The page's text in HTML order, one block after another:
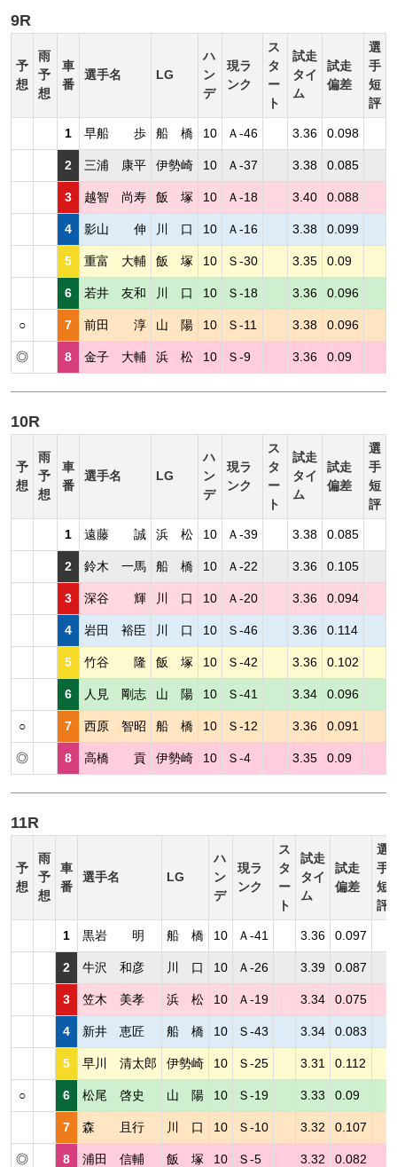
9R
予
想
雨
予
想
車
番
選手名 LG
ハ
ン
デ
現ラ
ンク
ス
タ
ー
ト
試走
タイ
ム
試走
偏差
選
手
短
評
1 早船 歩 船 橋 10 Ａ-46 3.36 0.098
2 三浦 康平 伊勢崎 10 Ａ-37 3.38 0.085
3 越智 尚寿 飯 塚 10 Ａ-18 3.40 0.088
4 影山 伸 川 口 10 Ａ-16 3.38 0.099
5 重富 大輔 飯 塚 10 Ｓ-30 3.35 0.09
6 若井 友和 川 口 10 Ｓ-18 3.36 0.096
○ 7 前田 淳 山 陽 10 Ｓ-11 3.38 0.096
◎ 8 金子 大輔 浜 松 10 Ｓ-9 3.36 0.09
10R
予
想
雨
予
想
車
番
選手名 LG
ハ
ン
デ
現ラ
ンク
ス
タ
ー
ト
試走
タイ
ム
試走
偏差
選
手
短
評
1 遠藤 誠 浜 松 10 Ａ-39 3.38 0.085
2 鈴木 一馬 船 橋 10 Ａ-22 3.36 0.105
3 深谷 輝 川 口 10 Ａ-20 3.36 0.094
4 岩田 裕臣 川 口 10 Ｓ-46 3.36 0.114
5 竹谷 隆 飯 塚 10 Ｓ-42 3.36 0.102
6 人見 剛志 山 陽 10 Ｓ-41 3.34 0.096
○ 7 西原 智昭 船 橋 10 Ｓ-12 3.36 0.091
◎ 8 高橋 貢 伊勢崎 10 Ｓ-4 3.35 0.09
11R
予
想
雨
予
想
車
番
選手名 LG
ハ
ン
デ
現ラ
ンク
ス
タ
ー
ト
試走
タイ
ム
試走
偏差
選
手
短
評
1 黒岩 明 船 橋 10 Ａ-41 3.36 0.097
2 牛沢 和彦 川 口 10 Ａ-26 3.39 0.087
3 笠木 美孝 浜 松 10 Ａ-19 3.34 0.075
4 新井 恵匠 船 橋 10 Ｓ-43 3.34 0.083
5 早川 清太郎 伊勢崎 10 Ｓ-25 3.31 0.112
○ 6 松尾 啓史 山 陽 10 Ｓ-19 3.33 0.09
7 森 且行 川 口 10 Ｓ-10 3.32 0.107
◎ 8 浦田 信輔 飯 塚 10 Ｓ-5 3.32 0.082